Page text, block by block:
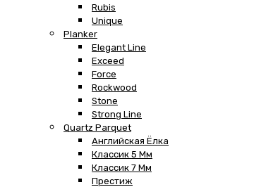
Rubis
Unique
Planker
Elegant Line
Exceed
Force
Rockwood
Stone
Strong Line
Quartz Parquet
Английская Ёлка
Классик 5 Мм
Классик 7 Мм
Престиж